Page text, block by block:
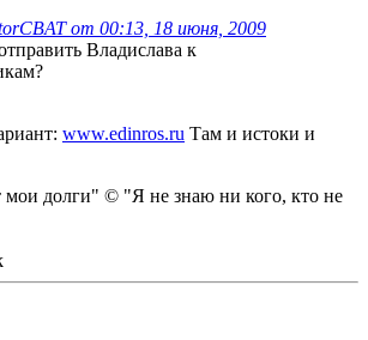
от 00:13, 18 июня, 2009
Владислава к
www.edinros.ru Там и истоки и
мои долги" © "Я не знаю ни кого, кто не